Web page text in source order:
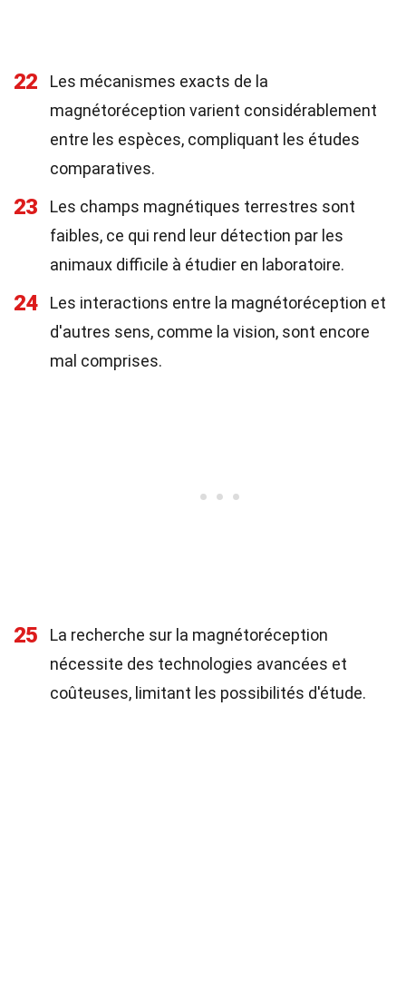
22
Les mécanismes exacts de la
magnétoréception varient considérablement
entre les espèces, compliquant les études
comparatives.
23
Les champs magnétiques terrestres sont
faibles, ce qui rend leur détection par les
animaux difficile à étudier en laboratoire.
24
Les interactions entre la magnétoréception et
d'autres sens, comme la vision, sont encore
mal comprises.
25
La recherche sur la magnétoréception
nécessite des technologies avancées et
coûteuses, limitant les possibilités d'étude.